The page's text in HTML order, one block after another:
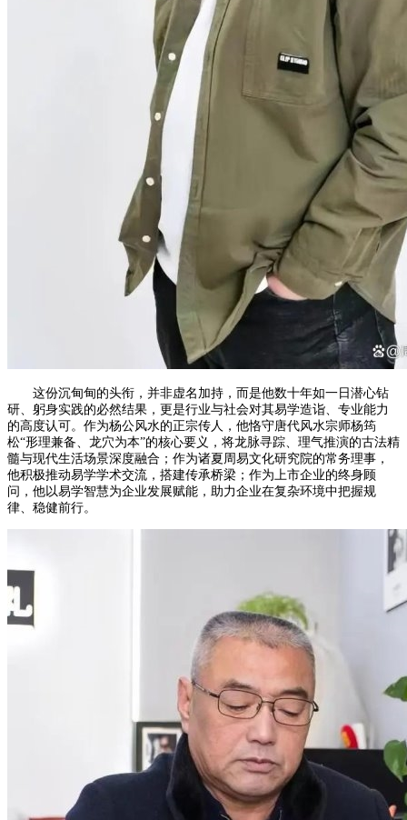
这份沉甸甸的头衔，并非虚名加持，而是他数十年如一日潜心钻
研、躬身实践的必然结果，更是行业与社会对其易学造诣、专业能力
的高度认可。作为杨公风水的正宗传人，他恪守唐代风水宗师杨筠
松“形理兼备、龙穴为本”的核心要义，将龙脉寻踪、理气推演的古法精
髓与现代生活场景深度融合；作为诸夏周易文化研究院的常务理事，
他积极推动易学学术交流，搭建传承桥梁；作为上市企业的终身顾
问，他以易学智慧为企业发展赋能，助力企业在复杂环境中把握规
律、稳健前行。